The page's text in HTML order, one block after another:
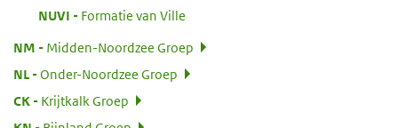
NUVI
Formatie van Ville
NM
Midden-Noordzee Groep
NL
Onder-Noordzee Groep
CK:
Krijtkalk Groep